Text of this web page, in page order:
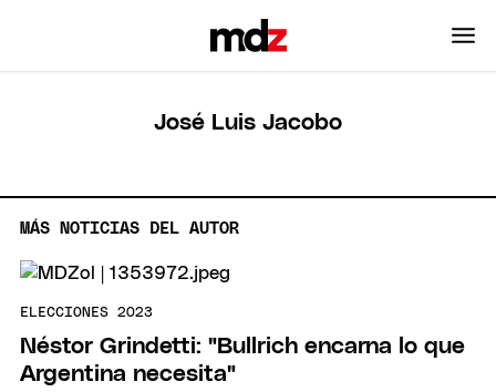
José Luis Jacobo
MÁS NOTICIAS DEL AUTOR
ELECCIONES 2023
Néstor Grindetti: "Bullrich encarna lo que
Argentina necesita"